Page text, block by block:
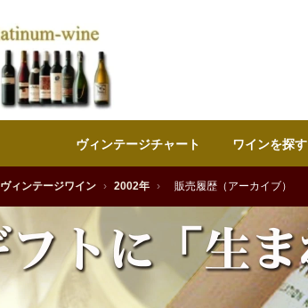
ヴィンテージチャート ワインを探す
ヴィンテージワイン › 2002年 › 販売履歴（アーカイブ）